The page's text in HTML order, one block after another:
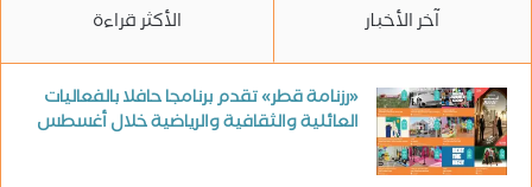
آخر الأخبار الأكثر قراءة
«رزنامة قطر» تقدم برنامجا حافلا بالفعاليات
العائلية والثقافية والرياضية خلال أغسطس